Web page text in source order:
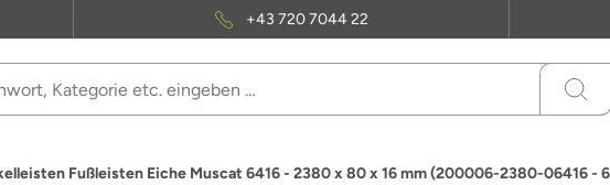
+43 720 7044 22
Fußleisten Eiche Muscat 6416 - 2380 x 80 x 16 mm (200006-2380-06416 -